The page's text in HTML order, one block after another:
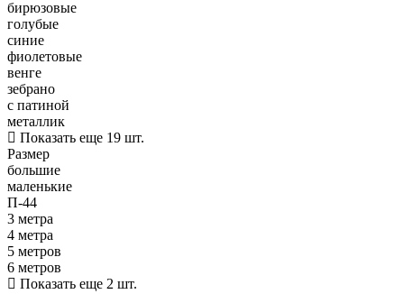
бирюзовые
голубые
синие
фиолетовые
венге
зебрано
с патиной
металлик
Показать еще 19 шт.
Размер
большие
маленькие
П-44
3 метра
4 метра
5 метров
6 метров
Показать еще 2 шт.